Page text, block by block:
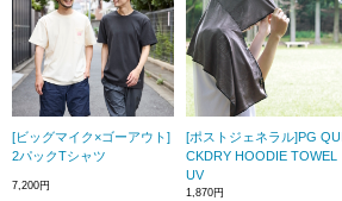
[ビッグマイク×ゴーアウト]
2パックTシャツ
7,200円
[ポストジェネラル]PG QUI
CKDRY HOODIE TOWEL
UV
1,870円